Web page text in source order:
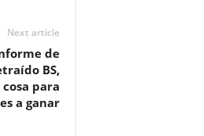
Next article
de
BS,
para
a ganar